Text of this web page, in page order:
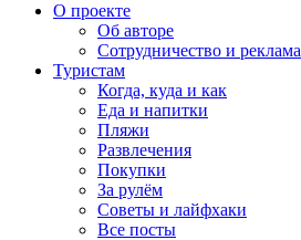
О проекте
Об авторе
Сотрудничество и реклама
Туристам
Когда, куда и как
Еда и напитки
Пляжи
Развлечения
Покупки
За рулём
Советы и лайфхаки
Все посты